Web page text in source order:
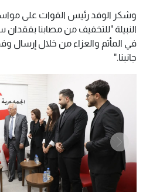
وشكر الوفد رئيس القوات على
النبيلة "للتخفيف من مصابنا
في المأتم والعزاء من خلال إرسال
جانبنا."